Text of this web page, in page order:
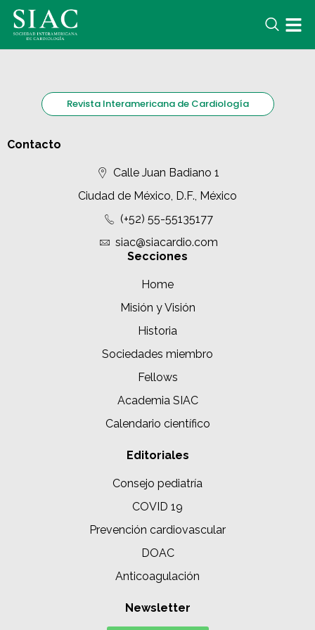
Revista Interamericana de Cardiología
Contacto
Calle Juan Badiano 1
Ciudad de México, D.F., México
(+52) 55-55135177
siac@siacardio.com
Secciones
Home
Misión y Visión
Historia
Sociedades miembro
Fellows
Academia SIAC
Calendario científico
Editoriales
Consejo pediatría
COVID 19
Prevención cardiovascular
DOAC
Anticoagulación
Newsletter